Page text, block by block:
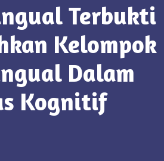
Terbukti
Kelompok
Dalam
Kognitif